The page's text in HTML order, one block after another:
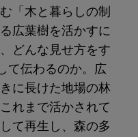
「木と暮らしの制
広葉樹を活かすに
どんな見せ方をす
て伝わるのか。広
に長けた地場の林
れまで活かされて
て再生し、森の多